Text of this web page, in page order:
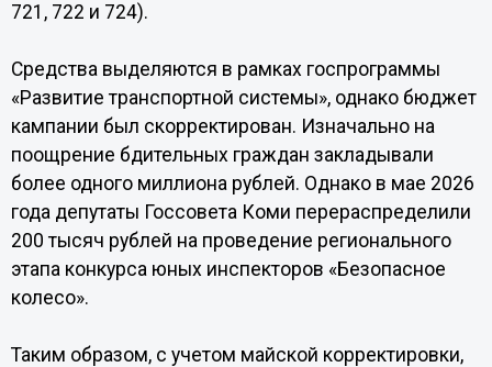
721, 722 и 724).
Средства выделяются в рамках госпрограммы
«Развитие транспортной системы», однако бюджет
кампании был скорректирован. Изначально на
поощрение бдительных граждан закладывали
более одного миллиона рублей. Однако в мае 2026
года депутаты Госсовета Коми перераспределили
200 тысяч рублей на проведение регионального
этапа конкурса юных инспекторов «Безопасное
колесо».
Таким образом, с учетом майской корректировки,